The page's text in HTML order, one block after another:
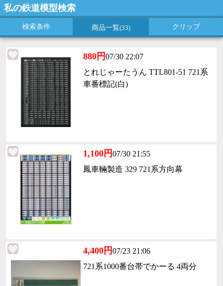
私の鉄道模型検索
検索条件 商品一覧(33) クリップ
880円07/30 22:07
とれじゃーたうん TTL801-51 721系
車番標記(白)
1,100円07/30 21:55
鳳車輛製造 329 721系方向幕
4,400円07/23 21:06
721系1000番台帯でかーる 4両分